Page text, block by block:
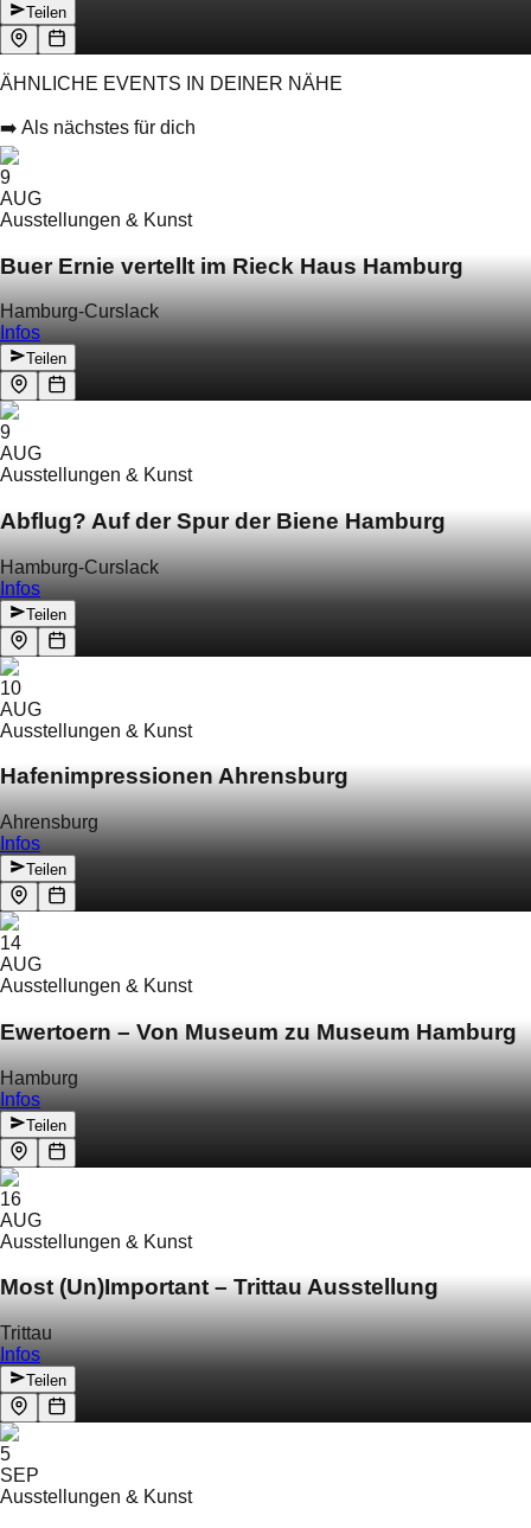
Teilen
ÄHNLICHE EVENTS IN DEINER NÄHE
➡️ Als nächstes für dich
9
AUG
Ausstellungen & Kunst
Buer Ernie vertellt im Rieck Haus Hamburg
Hamburg-Curslack
Infos
Teilen
9
AUG
Ausstellungen & Kunst
Abflug? Auf der Spur der Biene Hamburg
Hamburg-Curslack
Infos
Teilen
10
AUG
Ausstellungen & Kunst
Hafenimpressionen Ahrensburg
Ahrensburg
Infos
Teilen
14
AUG
Ausstellungen & Kunst
Ewertoern – Von Museum zu Museum Hamburg
Hamburg
Infos
Teilen
16
AUG
Ausstellungen & Kunst
Most (Un)Important – Trittau Ausstellung
Trittau
Infos
Teilen
5
SEP
Ausstellungen & Kunst